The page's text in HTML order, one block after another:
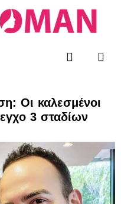
Search
Οι καλεσμένοι
3 σταδίων